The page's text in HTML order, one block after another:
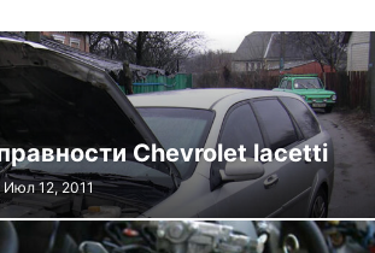
Chevrolet lacetti
Июл 12, 2011